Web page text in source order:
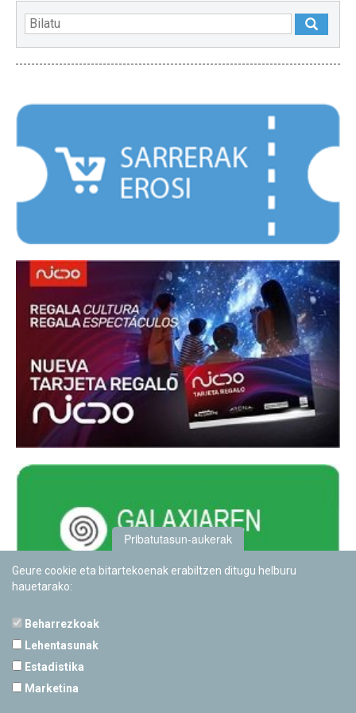
Pribatutasun-aukerak
Geure cookie eta bitartekoenak erabiltzen ditugu helburu
hauetarako:
Beharrezkoak
Lehentasunak
Estadistika
Marketina